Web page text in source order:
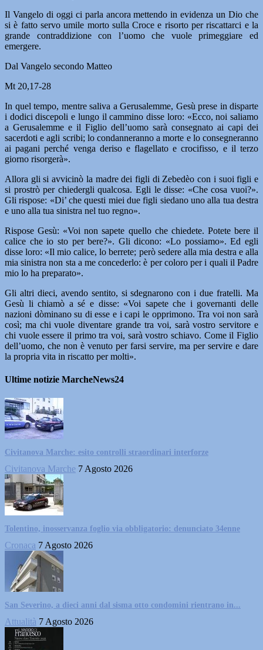
Il Vangelo di oggi ci parla ancora mettendo in evidenza un Dio che
si è fatto servo umile morto sulla Croce e risorto per riscattarci e la
grande contraddizione con l’uomo che vuole primeggiare ed
emergere.
Dal Vangelo secondo Matteo
Mt 20,17-28
In quel tempo, mentre saliva a Gerusalemme, Gesù prese in disparte
i dodici discepoli e lungo il cammino disse loro: «Ecco, noi saliamo
a Gerusalemme e il Figlio dell’uomo sarà consegnato ai capi dei
sacerdoti e agli scribi; lo condanneranno a morte e lo consegneranno
ai pagani perché venga deriso e flagellato e crocifisso, e il terzo
giorno risorgerà».
Allora gli si avvicinò la madre dei figli di Zebedèo con i suoi figli e
si prostrò per chiedergli qualcosa. Egli le disse: «Che cosa vuoi?».
Gli rispose: «Di’ che questi miei due figli siedano uno alla tua destra
e uno alla tua sinistra nel tuo regno».
Rispose Gesù: «Voi non sapete quello che chiedete. Potete bere il
calice che io sto per bere?». Gli dicono: «Lo possiamo». Ed egli
disse loro: «Il mio calice, lo berrete; però sedere alla mia destra e alla
mia sinistra non sta a me concederlo: è per coloro per i quali il Padre
mio lo ha preparato».
Gli altri dieci, avendo sentito, si sdegnarono con i due fratelli. Ma
Gesù li chiamò a sé e disse: «Voi sapete che i governanti delle
nazioni dòminano su di esse e i capi le opprimono. Tra voi non sarà
così; ma chi vuole diventare grande tra voi, sarà vostro servitore e
chi vuole essere il primo tra voi, sarà vostro schiavo. Come il Figlio
dell’uomo, che non è venuto per farsi servire, ma per servire e dare
la propria vita in riscatto per molti».
Ultime notizie MarcheNews24
Civitanova Marche: esito controlli straordinari interforze
Civitanova Marche 7 Agosto 2026
Tolentino, inosservanza foglio via obbligatorio: denunciato 34enne
Cronaca 7 Agosto 2026
San Severino, a dieci anni dal sisma otto condomini rientrano in...
Attualità 7 Agosto 2026